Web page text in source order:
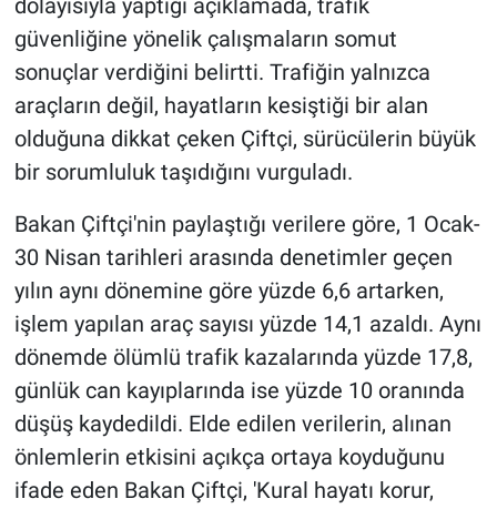
dolayısıyla yaptığı açıklamada, trafik
güvenliğine yönelik çalışmaların somut
sonuçlar verdiğini belirtti. Trafiğin yalnızca
araçların değil, hayatların kesiştiği bir alan
olduğuna dikkat çeken Çiftçi, sürücülerin büyük
bir sorumluluk taşıdığını vurguladı.
Bakan Çiftçi'nin paylaştığı verilere göre, 1 Ocak-
30 Nisan tarihleri arasında denetimler geçen
yılın aynı dönemine göre yüzde 6,6 artarken,
işlem yapılan araç sayısı yüzde 14,1 azaldı. Aynı
dönemde ölümlü trafik kazalarında yüzde 17,8,
günlük can kayıplarında ise yüzde 10 oranında
düşüş kaydedildi. Elde edilen verilerin, alınan
önlemlerin etkisini açıkça ortaya koyduğunu
ifade eden Bakan Çiftçi, 'Kural hayatı korur,
BİLİM VE TEKNOLOJİ
Güvenlik
Bölge